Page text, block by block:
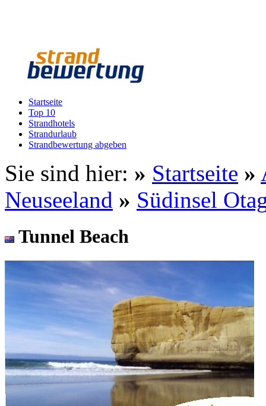
Startseite
Top 10
Strandhotels
Strandurlaub
Strandbewertung abgeben
Sie sind hier: » Startseite »
Neuseeland » Südinsel
Tunnel Beach